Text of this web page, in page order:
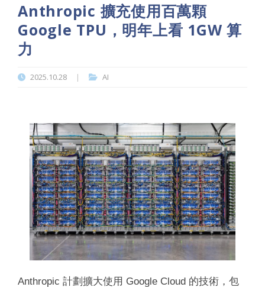
Anthropic 擴充使用百萬顆
Google TPU，明年上看 1GW 算
力
2025.10.28 | AI
Anthropic 計劃擴大使用 Google Cloud 的技術，包